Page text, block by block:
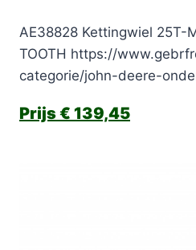
AE38828 Kettingwiel 25T-
TOOTH https://
categorie/john-deere-
€ 139,45